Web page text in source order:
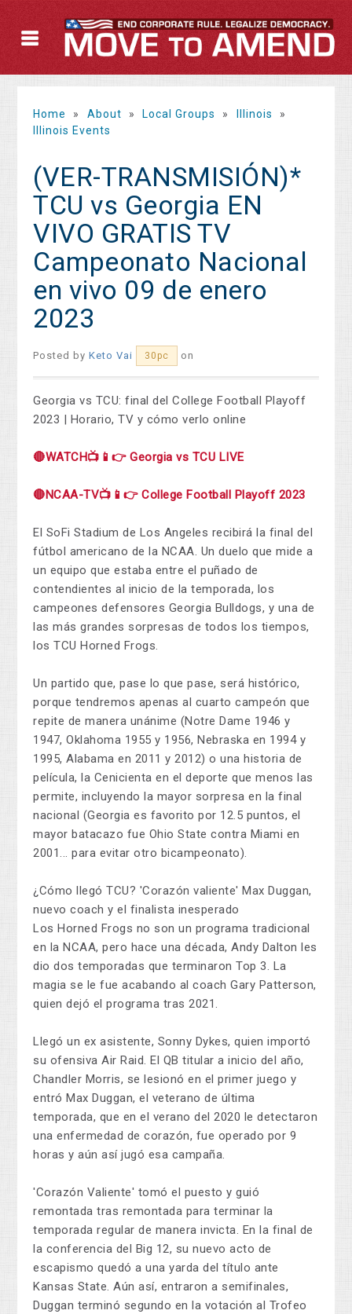
Home » About » Local Groups » Illinois
»
Illinois Events
(VER-TRANSMISIÓN)*
TCU vs Georgia EN
VIVO GRATIS TV
Campeonato Nacional
en vivo 09 de enero
2023
Posted byKeto Vai 30pc on
Georgia vs TCU: final del College Football Playoff
2023 | Horario, TV y cómo verlo online
🔴WATCH📺📱👉 Georgia vs TCU LIVE
🔴NCAA-TV📺📱👉 College Football Playoff 2023
El SoFi Stadium de Los Angeles recibirá la final del
fútbol americano de la NCAA. Un duelo que mide a
un equipo que estaba entre el puñado de
contendientes al inicio de la temporada, los
campeones defensores Georgia Bulldogs, y una de
las más grandes sorpresas de todos los tiempos,
los TCU Horned Frogs.
Un partido que, pase lo que pase, será histórico,
porque tendremos apenas al cuarto campeón que
repite de manera unánime (Notre Dame 1946 y
1947, Oklahoma 1955 y 1956, Nebraska en 1994 y
1995, Alabama en 2011 y 2012) o una historia de
película, la Cenicienta en el deporte que menos las
permite, incluyendo la mayor sorpresa en la final
nacional (Georgia es favorito por 12.5 puntos, el
mayor batacazo fue Ohio State contra Miami en
2001... para evitar otro bicampeonato).
¿Cómo llegó TCU? 'Corazón valiente' Max Duggan,
nuevo coach y el finalista inesperado
Los Horned Frogs no son un programa tradicional
en la NCAA, pero hace una década, Andy Dalton les
dio dos temporadas que terminaron Top 3. La
magia se le fue acabando al coach Gary Patterson,
quien dejó el programa tras 2021.
Llegó un ex asistente, Sonny Dykes, quien importó
su ofensiva Air Raid. El QB titular a inicio del año,
Chandler Morris, se lesionó en el primer juego y
entró Max Duggan, el veterano de última
temporada, que en el verano del 2020 le detectaron
una enfermedad de corazón, fue operado por 9
horas y aún así jugó esa campaña.
'Corazón Valiente' tomó el puesto y guió
remontada tras remontada para terminar la
temporada regular de manera invicta. En la final de
la conferencia del Big 12, su nuevo acto de
escapismo quedó a una yarda del título ante
Kansas State. Aún así, entraron a semifinales,
Duggan terminó segundo en la votación al Trofeo